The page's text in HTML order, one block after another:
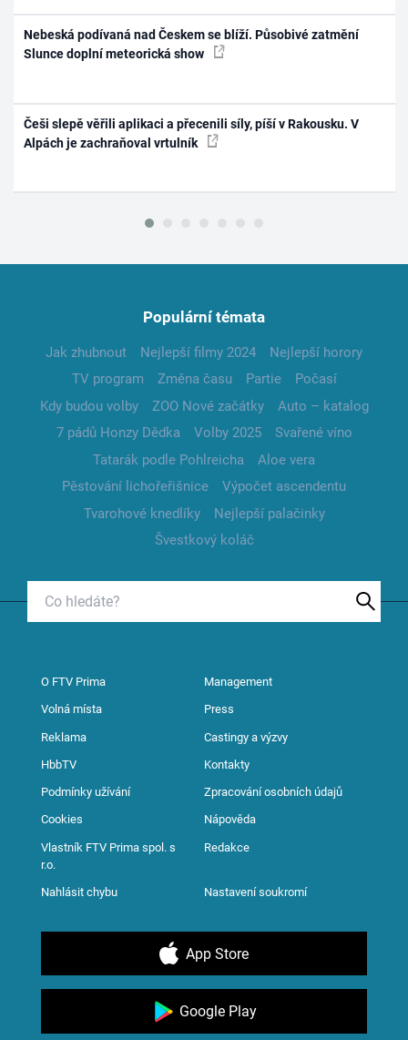
Nebeská podívaná nad Českem se blíží. Působivé zatmění
Slunce doplní meteorická show
Češi slepě věřili aplikaci a přecenili síly, píší v Rakousku. V
Alpách je zachraňoval vrtulník
Populární témata
Jak zhubnout Nejlepší filmy 2024
Nejlepší horory
TV program
Změna času Partie
Počasí
Kdy budou volby
ZOO Nové začátky
Auto – katalog
7 pádů Honzy Dědka
Volby 2025
Svařené víno
Tatarák podle Pohlreicha
Aloe vera
Pěstování lichořeřišnice
Výpočet ascendentu
Tvarohové knedlíky
Nejlepší palačinky
Švestkový koláč
O FTV Prima Management
Volná místa Press
Reklama Castingy a výzvy
HbbTV Kontakty
Podmínky užívání Zpracování osobních údajů
Cookies Nápověda
Vlastník FTV Prima spol. s
r.o.
Redakce
Nahlásit chybu Nastavení soukromí
App Store
Google Play